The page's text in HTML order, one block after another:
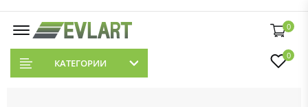
0
КАТЕГОРИИ
0